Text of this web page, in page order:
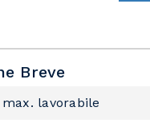
Breve
lavorabile